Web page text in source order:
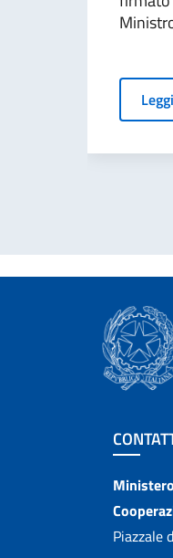
Leggi
Piazzale